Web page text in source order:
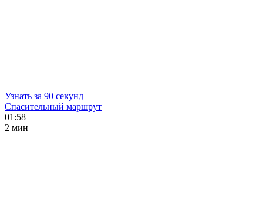
Узнать за 90 секунд
Спасительный маршрут
01:58
2 мин